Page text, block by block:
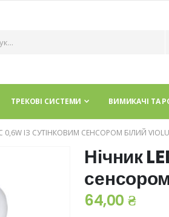
ТРЕКОВІ СИСТЕМИ ВИМИКАЧІ ТА
0,6W ІЗ СУТІНКОВИМ СЕНСОРОМ БІЛИЙ
Нічник
64,00 ₴